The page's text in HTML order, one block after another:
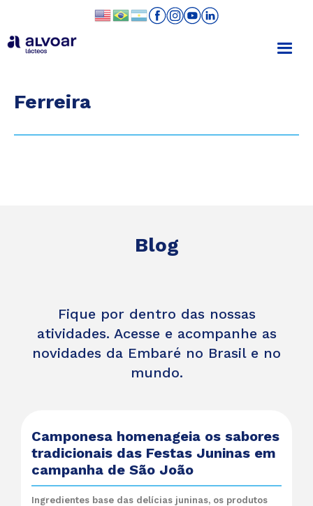
Ferreira
Blog
Fique por dentro das nossas
atividades. Acesse e acompanhe as
novidades da Embaré no Brasil e no
mundo.
Camponesa homenageia os sabores
tradicionais das Festas Juninas em
campanha de São João
Ingredientes base das delícias juninas, os produtos